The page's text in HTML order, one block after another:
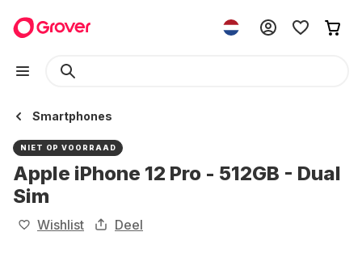
Smartphones
NIET OP VOORRAAD
Apple iPhone 12 Pro - 512GB - Dual
Sim
Wishlist Deel